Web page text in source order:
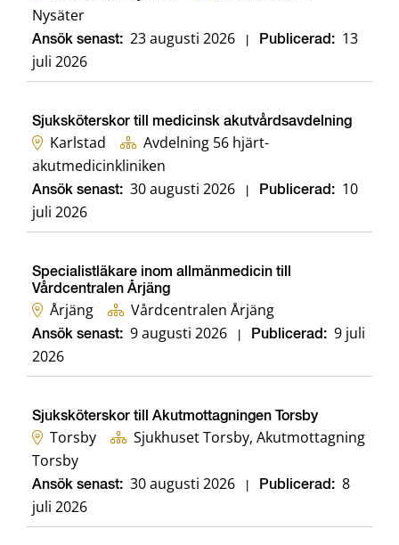
Nysäter
Ansök senast: 23 augusti 2026 Publicerad: 13
juli 2026
Sjuksköterskor till medicinsk akutvårdsavdelning
Karlstad
Avdelning 56 hjärt-
akutmedicinkliniken
Ansök senast: 30 augusti 2026 Publicerad: 10
juli 2026
Specialistläkare inom allmänmedicin till
Vårdcentralen Årjäng
Årjäng Vårdcentralen Årjäng
Ansök senast: 9 augusti 2026 Publicerad: 9 juli
2026
Sjuksköterskor till Akutmottagningen Torsby
Torsby
Sjukhuset Torsby, Akutmottagning
Torsby
Ansök senast: 30 augusti 2026 Publicerad: 8
juli 2026